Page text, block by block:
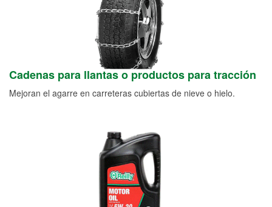
Cadenas para llantas o productos para tracción
Mejoran el agarre en carreteras cubiertas de nieve o hielo.